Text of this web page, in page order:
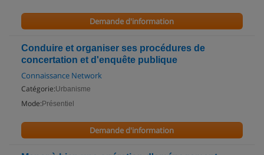
Demande d'information
Conduire et organiser ses procédures de
concertation et d'enquête publique
Connaissance Network
Catégorie:Urbanisme
Mode: Présentiel
Demande d'information